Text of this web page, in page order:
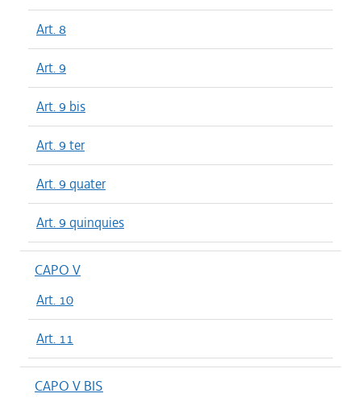
Art. 8
Art. 9
Art. 9 bis
Art. 9 ter
Art. 9 quater
Art. 9 quinquies
CAPO V
Art. 10
Art. 11
CAPO V BIS